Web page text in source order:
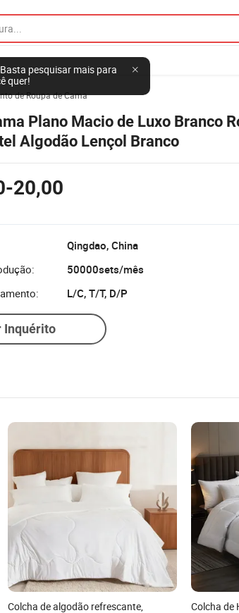
pesquisar mais para
quer!
de Roupa de Cama
Plano Macio de Luxo Branco
Algodão Lençol Branco
20,00
Qingdao, China
50000sets/mês
L/C, T/T, D/P
Inquérito
Colcha de algodão refrescante,
Colcha de